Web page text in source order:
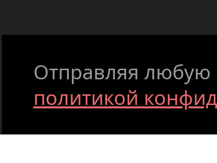
Отправляя любую
политикой